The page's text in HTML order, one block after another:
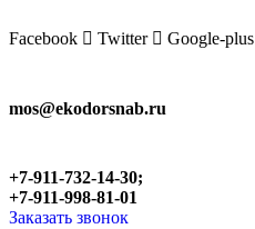
to
Facebook Twitter Google-plus
mos@ekodorsnab.ru
+7-911-732-14-30;
+7-911-998-81-01
Заказать звонок